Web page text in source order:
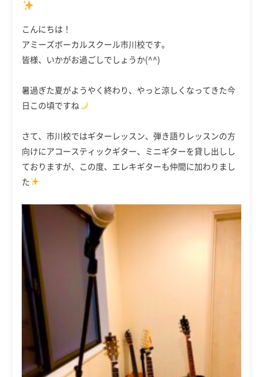
こんにちは！
アミーズボーカルスクール市川校です。
皆様、いかがお過ごしでしょうか(^^)
暑過ぎた夏がようやく終わり、やっと涼しくなってきた今
日この頃ですね
さて、市川校ではギターレッスン、弾き語りレッスンの方
向けにアコースティックギター、ミニギターを貸し出しし
ておりますが、この度、エレキギターも仲間に加わりまし
た